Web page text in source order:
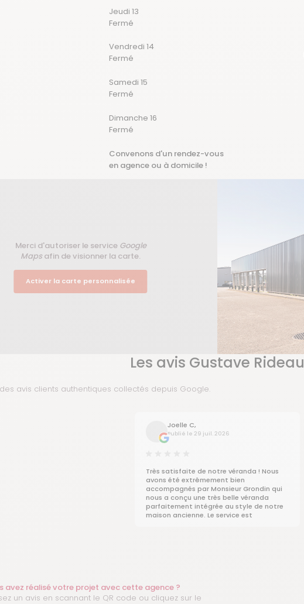
Jeudi 13
Fermé
Vendredi 14
Fermé
Samedi 15
Fermé
Dimanche 16
Fermé
Convenons d'un rendez-vous
en agence ou à domicile !
Merci d'autoriser le service Google
Mapsafin de visionner la carte.
Activer la carte personnalisée
Les avis Gustave Rideau
avis clients authentiques collectés depuis Google.
Joelle C,
Publié le 29 juil. 2026
Très satisfaite de notre véranda ! Nous
avons été extrêmement bien
accompagnés par Monsieur Grondin qui
nous a conçu une très belle véranda
parfaitement intégrée au style de notre
maison ancienne. Le service est
avez réalisé votre projet avec cette agence ?
un avis en scannant le QR code ou cliquez sur le